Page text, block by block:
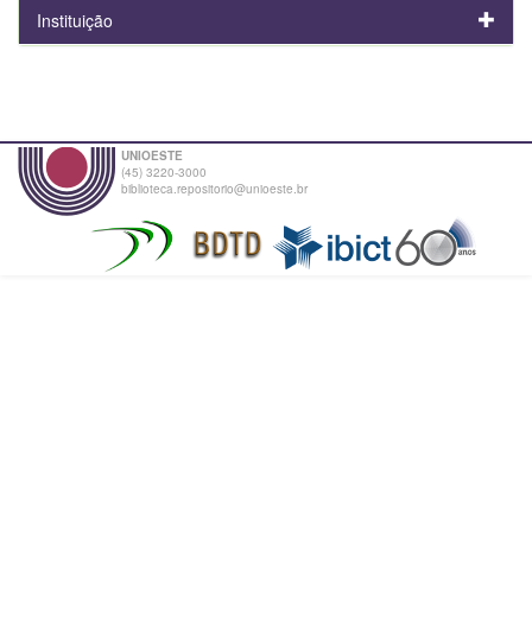
Instituição
UNIOESTE
(45) 3220-3000
biblioteca.repositorio@unioeste.br